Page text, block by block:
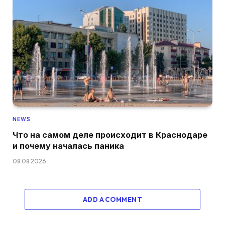
NEWS
Что на самом деле происходит в Краснодаре
и почему началась паника
08.08.2026
ADD A COMMENT